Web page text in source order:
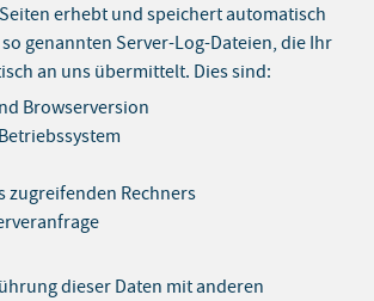
erhebt und speichert automatisch
genannten Server-Log-Dateien, die Ihr
an uns übermittelt. Dies sind:
Browserversion
zugreifenden Rechners
dieser Daten mit anderen